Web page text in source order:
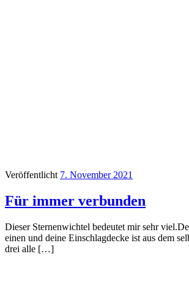
Veröffentlicht 7. November 2021
Für immer verbunden
Dieser Sternenwichtel bedeutet mir sehr
einen und deine Einschlagdecke ist aus dem
drei alle […]